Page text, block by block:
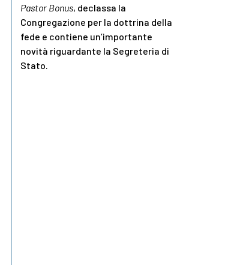
Pastor Bonus, declassa la
Congregazione per la dottrina della
fede e contiene un’importante
novità riguardante la Segreteria di
Stato.